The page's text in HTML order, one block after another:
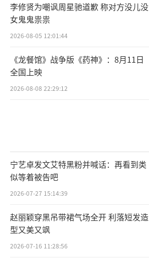
李修贤为嘲讽周星驰道歉 称对方没儿没
女鬼鬼祟祟
2026-08-05 12:01:44
《龙餐馆》战争版《药神》：8月11日
全国上映
2026-08-08 22:29:12
宁艺卓发文艾特黑粉并喊话：再看到类
似等着被告吧
2026-07-27 15:14:39
赵丽颖穿黑吊带裙气场全开 利落短发造
型又美又飒
2026-07-16 11:28:56